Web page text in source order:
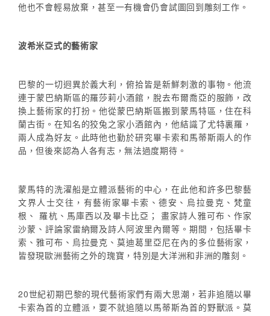
他也不會輕易放棄，甚至一有機會仍會試圖回到雕刻工作。
波希米亞式的藝術家
巴黎的一切迥異於義大利，俯拾皆是新鮮刺激的事物。他流
連于蒙巴納斯區的羅莎莉小酒館，脫去布爾喬亞的服飾，改
換上藝術家的打扮。他從蒙巴納斯區搬到蒙馬特區，住在科
蘭古街。在知名的狡兔之家小酒館內，他結識了尤特裏羅，
兩人成為好友。此時他也勤於研究畢卡索和馬蒂斯兩人的作
品，但後來認為人各有志，無法過度期待。
蒙馬特的洗濯船是立體派藝術的中心，在此他和許多巴黎藝
文界人士交往，有藝術家畢卡索、德安、烏拉曼克、梵童
根、 羅杭、馬庫西以及畢卡比亞； 畫家詩人雅可布、作家
沙蒙、評論家雷納爾及詩人阿波里內爾等。期間，包括畢卡
索、雅可布、烏拉曼克、莫迪葛里亞尼在內的多位藝術家，
皆發現歐洲藝術之外的瑰寶，特別是大洋洲和非洲的雕刻。
20世紀初期巴黎的現代藝術家們有兩大思潮，若非追隨以畢
卡索為首的立體派，要不就追隨以馬蒂斯為首的野獸派。莫